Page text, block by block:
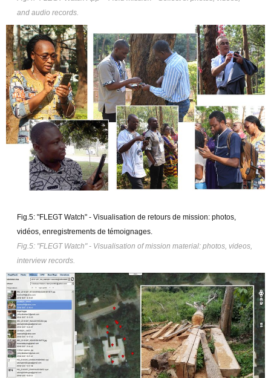
and audio records.
Fig.5: "FLEGT Watch" - Visualisation de retours de mission: photos,
vidéos, enregistrements de témoignages.
Fig.5: "FLEGT Watch" - Visualisation of mission material: photos, videos,
interview records.